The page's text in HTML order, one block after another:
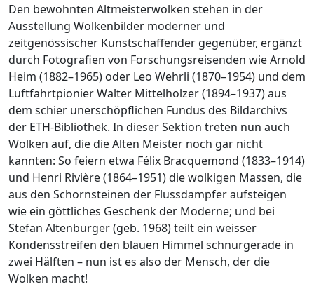
Den bewohnten Altmeisterwolken stehen in der
Ausstellung Wolkenbilder moderner und
zeitgenössischer Kunstschaffender gegenüber, ergänzt
durch Fotografien von Forschungsreisenden wie Arnold
Heim (1882–1965) oder Leo Wehrli (1870–1954) und dem
Luftfahrtpionier Walter Mittelholzer (1894–1937) aus
dem schier unerschöpflichen Fundus des Bildarchivs
der ETH-Bibliothek. In dieser Sektion treten nun auch
Wolken auf, die die Alten Meister noch gar nicht
kannten: So feiern etwa Félix Bracquemond (1833–1914)
und Henri Rivière (1864–1951) die wolkigen Massen, die
aus den Schornsteinen der Flussdampfer aufsteigen
wie ein göttliches Geschenk der Moderne; und bei
Stefan Altenburger (geb. 1968) teilt ein weisser
Kondensstreifen den blauen Himmel schnurgerade in
zwei Hälften – nun ist es also der Mensch, der die
Wolken macht!